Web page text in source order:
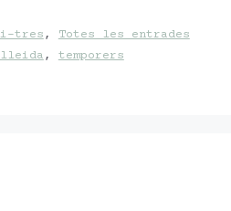
i-tres , Totes les entrades
lleida , temporers